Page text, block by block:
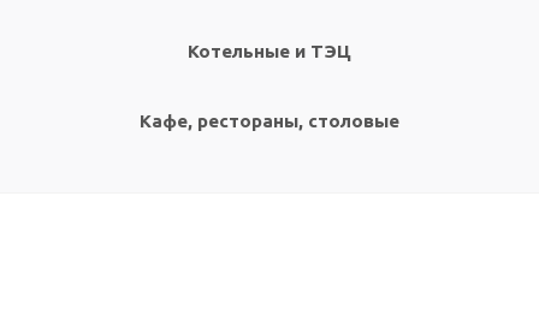
Котельные и ТЭЦ
Кафе, рестораны, столовые